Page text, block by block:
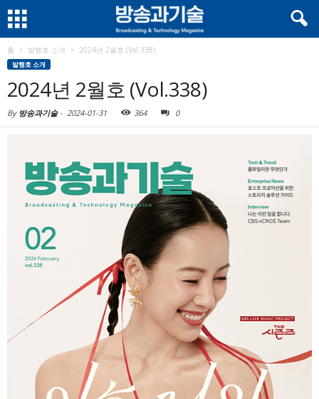
홈 발행호 소개 2024년 2월호 (Vol.338)
발행호 소개
2024년 2월호 (Vol.338)
By 방송과기술- 2024-01-31 364 0